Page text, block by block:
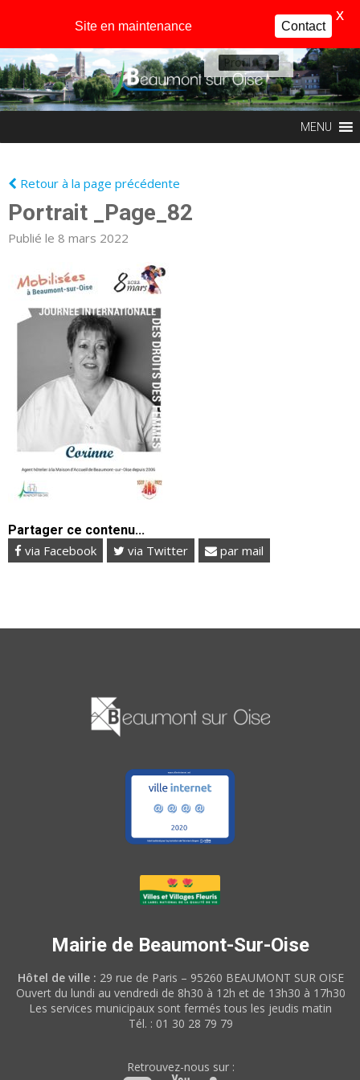
Profil
MENU
Retour à la page précédente
Portrait _Page_82
Publié le 8 mars 2022
Partager ce contenu...
via Facebook via Twitter par mail
Mairie de Beaumont-Sur-Oise
Hôtel de ville : 29 rue de Paris – 95260 BEAUMONT SUR OISE
Ouvert du lundi au vendredi de 8h30 à 12h et de 13h30 à 17h30
Les services municipaux sont fermés tous les jeudis matin
Tél. : 01 30 28 79 79
Retrouvez-nous sur :
Site en maintenance Contact
X